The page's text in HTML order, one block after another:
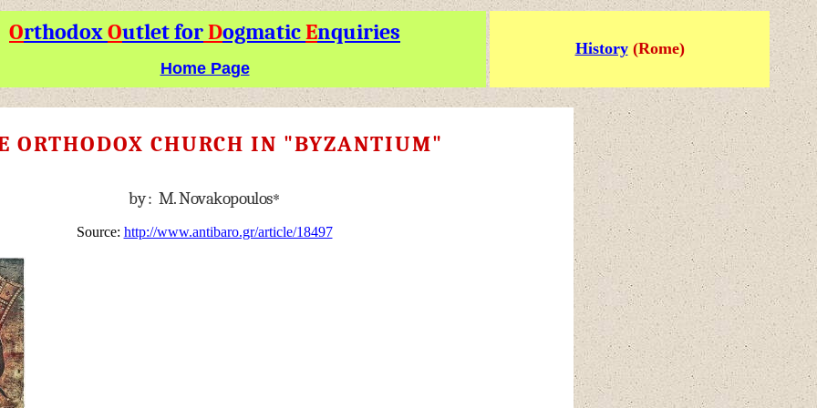
OrthodoxOutlet forDogmaticEnquiries
Home Page
History(Rome)
ORTHODOX CHURCH IN "BYZANTIUM"
by : M. Novakopoulos*
Source: http://www.antibaro.gr/article/18497